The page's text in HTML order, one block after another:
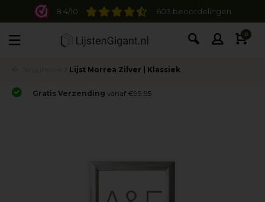
8.4/10 603 beoordelingen
0
Lijst Morrea Zilver | Klassiek
Gratis Verzending vanaf €99,95